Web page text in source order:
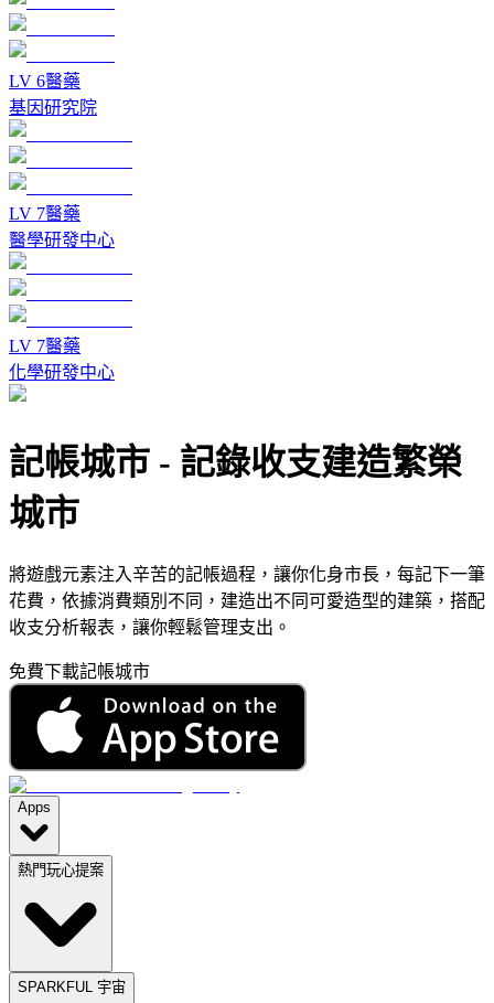
LV 6醫藥
基因研究院
LV 7醫藥
醫學研發中心
LV 7醫藥
化學研發中心
記帳城市 - 記錄收支建造繁榮
城市
將遊戲元素注入辛苦的記帳過程，讓你化身市長，每記下一筆
花費，依據消費類別不同，建造出不同可愛造型的建築，搭配
收支分析報表，讓你輕鬆管理支出。
免費下載記帳城市
Apps
熱門玩心提案
SPARKFUL 宇宙